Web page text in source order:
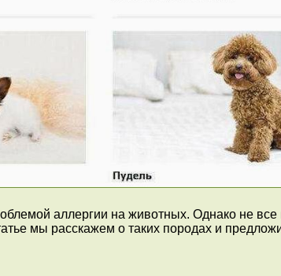
аллергии на животных. Однако не
мы расскажем о таких породах и